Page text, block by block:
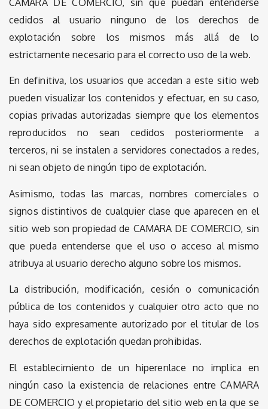
cedidos al usuario ninguno de los derechos de
explotación sobre los mismos más allá de lo
estrictamente necesario para el correcto uso de la web.
En definitiva, los usuarios que accedan a este sitio web
pueden visualizar los contenidos y efectuar, en su caso,
copias privadas autorizadas siempre que los elementos
reproducidos no sean cedidos posteriormente a
terceros, ni se instalen a servidores conectados a redes,
ni sean objeto de ningún tipo de explotación.
Asimismo, todas las marcas, nombres comerciales o
signos distintivos de cualquier clase que aparecen en el
sitio web son propiedad de CAMARA DE COMERCIO, sin
que pueda entenderse que el uso o acceso al mismo
atribuya al usuario derecho alguno sobre los mismos.
La distribución, modificación, cesión o comunicación
pública de los contenidos y cualquier otro acto que no
haya sido expresamente autorizado por el titular de los
derechos de explotación quedan prohibidas.
El establecimiento de un hiperenlace no implica en
ningún caso la existencia de relaciones entre CAMARA
DE COMERCIO y el propietario del sitio web en la que se